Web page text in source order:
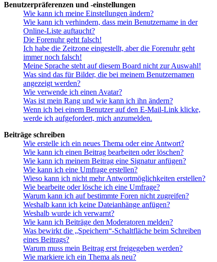
Benutzerpräferenzen und -einstellungen
Wie kann ich meine Einstellungen ändern?
Wie kann ich verhindern, dass mein Benutzername in der
Online-Liste auftaucht?
Die Forenuhr geht falsch!
Ich habe die Zeitzone eingestellt, aber die Forenuhr geht
immer noch falsch!
Meine Sprache steht auf diesem Board nicht zur Auswahl!
Was sind das für Bilder, die bei meinem Benutzernamen
angezeigt werden?
Wie verwende ich einen Avatar?
Was ist mein Rang und wie kann ich ihn ändern?
Wenn ich bei einem Benutzer auf den E-Mail-Link klicke,
werde ich aufgefordert, mich anzumelden.
Beiträge schreiben
Wie erstelle ich ein neues Thema oder eine Antwort?
Wie kann ich einen Beitrag bearbeiten oder löschen?
Wie kann ich meinem Beitrag eine Signatur anfügen?
Wie kann ich eine Umfrage erstellen?
Wieso kann ich nicht mehr Antwortmöglichkeiten erstellen?
Wie bearbeite oder lösche ich eine Umfrage?
Warum kann ich auf bestimmte Foren nicht zugreifen?
Weshalb kann ich keine Dateianhänge anfügen?
Weshalb wurde ich verwarnt?
Wie kann ich Beiträge den Moderatoren melden?
Was bewirkt die „Speichern“-Schaltfläche beim Schreiben
eines Beitrags?
Warum muss mein Beitrag erst freigegeben werden?
Wie markiere ich ein Thema als neu?